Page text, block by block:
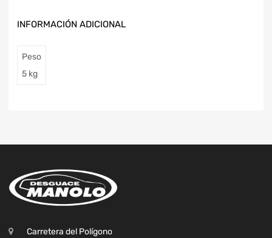
INFORMACIÓN ADICIONAL
Peso
5 kg
Carretera del Polígono